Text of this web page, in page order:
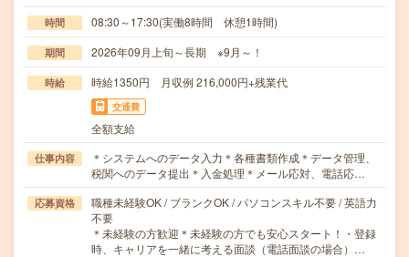
時間 08:30～17:30(実働8時間 休憩1時間)
期間 2026年09月上旬～長期 ※9月～！
時給 時給1350円 月収例 216,000円+残業代
交通費
全額支給
仕事内容
＊システムへのデータ入力＊各種書類作成＊データ管理、
税関へのデータ提出＊入金処理＊メール応対、電話応…
応募資格
職種未経験OK / ブランクOK / パソコンスキル不要 / 英語力
不要
＊未経験の方歓迎＊未経験の方でも安心スタート！・登録
時、キャリアを一緒に考える面談（電話面談の場合）…